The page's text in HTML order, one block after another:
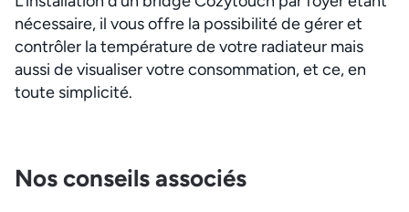
nécessaire, il vous offre la possibilité de gérer et
contrôler la température de votre radiateur mais
aussi de visualiser votre consommation, et ce, en
toute simplicité.
Nos conseils associés